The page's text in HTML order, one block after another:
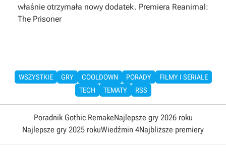
właśnie otrzymała nowy dodatek. Premiera Reanimal:
The Prisoner
WSZYSTKIE GRY COOLDOWN PORADY
FILMY I SERIALE
TECH
TEMATY RSS
Poradnik Gothic RemakeNajlepsze gry 2026 roku
Najlepsze gry 2025 rokuWiedźmin 4Najbliższe premiery